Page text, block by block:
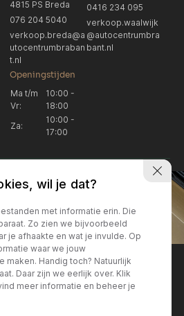
4815 PS Breda
076 204 5040
verkoop.breda@a
utocentrumbraban
t.nl
0416 234 095
verkoop.waalwijk
@autocentrumbra
bant.nl
Openingstijden
Ma t/m
Vr:
10:00 -
18:00
Za:
10:00 -
17:00
Breda
brabant.nl
Locatie Breda
Huifakkerstraat 14
4815 PS Breda
Locatie Breda
+31 076 204 5040
wil je dat?
met informatie erin. Die
Zo zien we bijvoorbeeld
je afhaakte en wat je invulde. Op
waar we jouw
Handig toch? Natuurlijk
Daar zijn we eerlijk over. Klik
meer informatie en beheer je